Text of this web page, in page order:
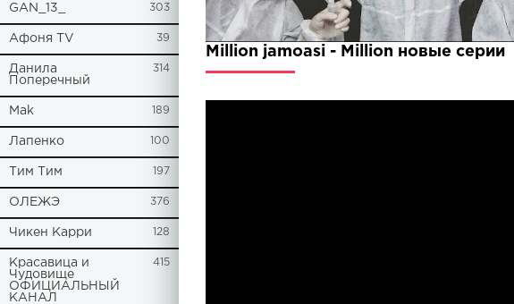
GAN_13_ 303
Афоня TV 39
Данила
Поперечный
314
Mak 189
Лапенко 100
Tим Тим 197
ОЛЕЖЭ 376
Чикен Карри 128
Красавица и
Чудовище
ОФИЦИАЛЬНЫЙ
КАНАЛ
415
Million jamoasi - Million новые серии